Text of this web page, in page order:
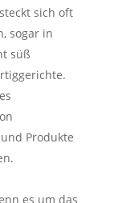
sich oft
sogar in
süß
Produkte
es um das